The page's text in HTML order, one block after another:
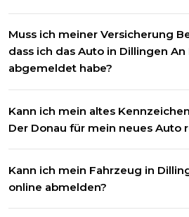
Muss ich meiner Versicherung
dass ich das Auto in Dillingen An
abgemeldet habe?
Kann ich mein altes
Der Donau für mein neues Auto
Kann ich mein Fahrzeug in
online abmelden?